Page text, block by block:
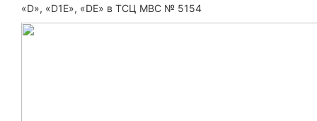
«D», «D1E», «DE» в ТСЦ МВС № 5154